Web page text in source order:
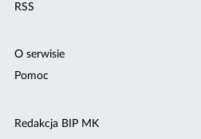
RSS
O serwisie
Pomoc
Redakcja BIP MK